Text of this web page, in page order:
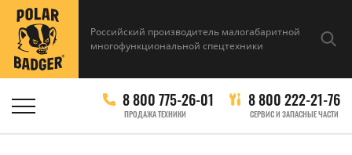
Российский производитель малогабаритной
многофункциональной спецтехники
8 800 775-26-01
ПРОДАЖА ТЕХНИКИ
8 800 222-21-76
СЕРВИС И ЗАПАСНЫЕ ЧАСТИ